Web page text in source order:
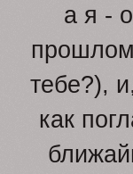
а я -
тебе?),
как